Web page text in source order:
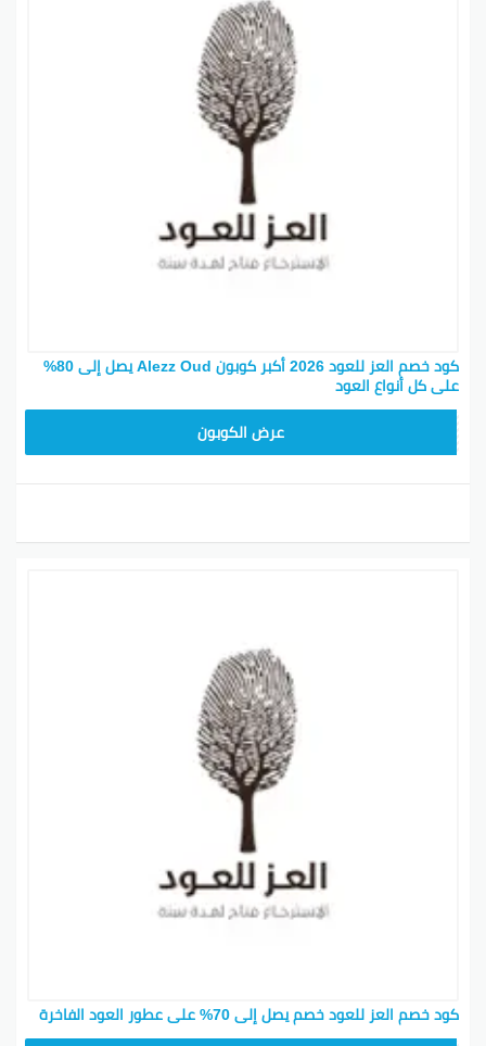
كود خصم العز للعود 2026 أكبر كوبون Alezz Oud يصل إلى 80%
على كل أنواع العود
عرض الكوبون
كود خصم العز للعود خصم يصل إلى 70% على عطور العود الفاخرة